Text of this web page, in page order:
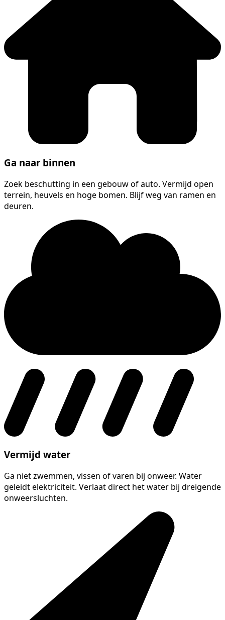
Ga naar binnen
Zoek beschutting in een gebouw of auto. Vermijd open
terrein, heuvels en hoge bomen. Blijf weg van ramen en
deuren.
Vermijd water
Ga niet zwemmen, vissen of varen bij onweer. Water
geleidt elektriciteit. Verlaat direct het water bij dreigende
onweersluchten.